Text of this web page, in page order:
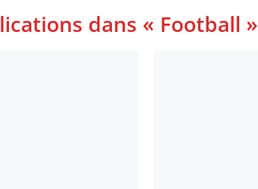
dans « Football »